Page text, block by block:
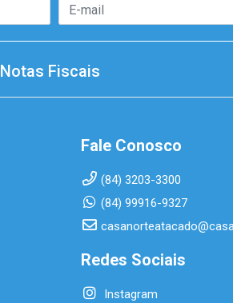
Notas Fiscais
Fale Conosco
(84) 3203-3300
(84) 99916-9327
Redes Sociais
Instagram